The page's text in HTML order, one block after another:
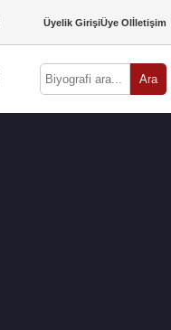
Üyelik GirişiÜye Olİletişim
Ara